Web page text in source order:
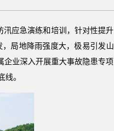
应急演练和培训，针对性提升
局地降雨强度大，极易引发山
企业深入开展重大事故隐患专项
。